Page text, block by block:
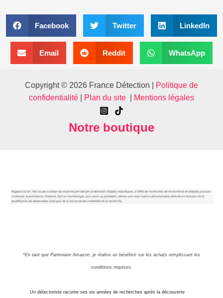
Facebook Twitter LinkedIn
Email Reddit WhatsApp
Copyright © 2026 France Détection |
Politique de
confidentialité
Plan du site Mentions légales
Notre boutique
*En tant que Partenaire Amazon, je réalise un bénéfice sur les achats remplissant les
conditions requises
Un détectoriste raconte ses six années de recherches après la découverte